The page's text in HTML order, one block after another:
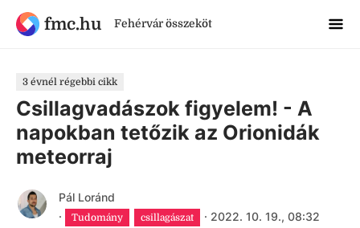
fmc.hu Fehérvár összeköt
3 évnél régebbi cikk
Csillagvadászok figyelem! - A
napokban tetőzik az Orionidák
meteorraj
Pál Loránd
·
Tudomány csillagászat · 2022. 10. 19., 08:32